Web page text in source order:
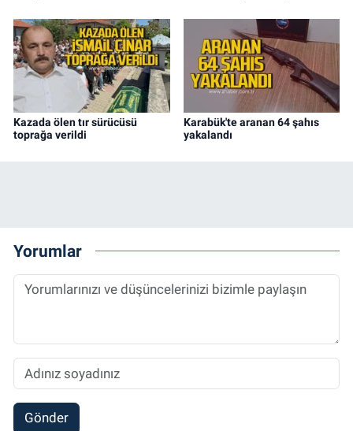
Kazada ölen tır sürücüsü
toprağa verildi
Karabük'te aranan 64 şahıs
yakalandı
Yorumlar
Gönder